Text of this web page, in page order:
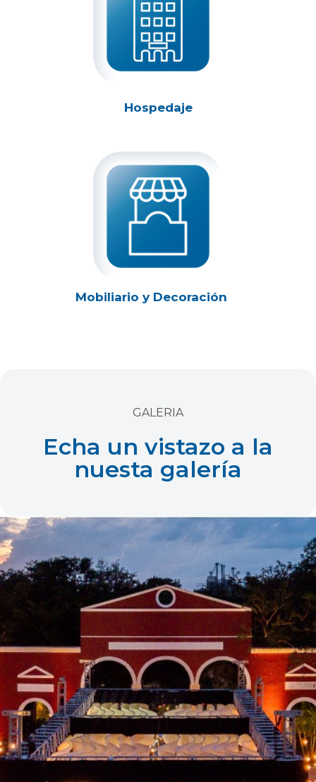
Hospedaje
Mobiliario y Decoración
GALERIA
Echa un vistazo a la
nuesta galería